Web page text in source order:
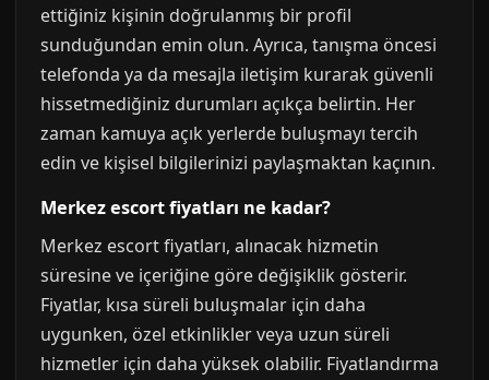
ettiğiniz kişinin doğrulanmış bir profil
sunduğundan emin olun. Ayrıca, tanışma öncesi
telefonda ya da mesajla iletişim kurarak güvenli
hissetmediğiniz durumları açıkça belirtin. Her
zaman kamuya açık yerlerde buluşmayı tercih
edin ve kişisel bilgilerinizi paylaşmaktan kaçının.
Merkez escort fiyatları ne kadar?
Merkez escort fiyatları, alınacak hizmetin
süresine ve içeriğine göre değişiklik gösterir.
Fiyatlar, kısa süreli buluşmalar için daha
uygunken, özel etkinlikler veya uzun süreli
hizmetler için daha yüksek olabilir. Fiyatlandırma